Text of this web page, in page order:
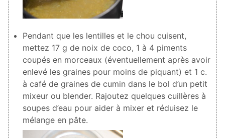
Pendant que les lentilles et le chou cuisent,
mettez 17 g de noix de coco, 1 à 4 piments
coupés en morceaux (éventuellement après avoir
enlevé les graines pour moins de piquant) et 1 c.
à café de graines de cumin dans le bol d’un petit
mixeur ou blender. Rajoutez quelques cuillères à
soupes d’eau pour aider à mixer et réduisez le
mélange en pâte.